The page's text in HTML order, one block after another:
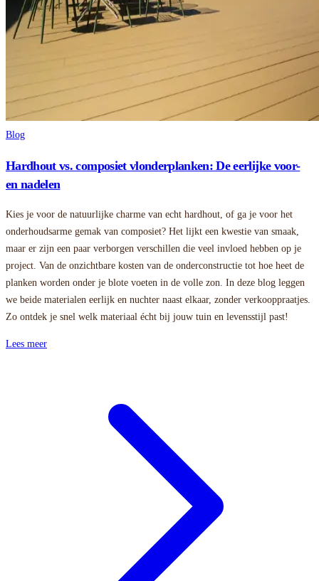
Blog
Hardhout vs. composiet vlonderplanken: De eerlijke voor-
en nadelen
Kies je voor de natuurlijke charme van echt hardhout, of ga je voor het
onderhoudsarme gemak van composiet? Het lijkt een kwestie van smaak,
maar er zijn een paar verborgen verschillen die veel invloed hebben op je
project. Van de onzichtbare kosten van de onderconstructie tot hoe heet de
planken worden onder je blote voeten in de volle zon. In deze blog leggen
we beide materialen eerlijk en nuchter naast elkaar, zonder verkooppraatjes.
Zo ontdek je snel welk materiaal écht bij jouw tuin en levensstijl past!
Lees meer